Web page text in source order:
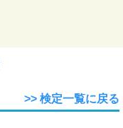
>> 検定一覧に戻る